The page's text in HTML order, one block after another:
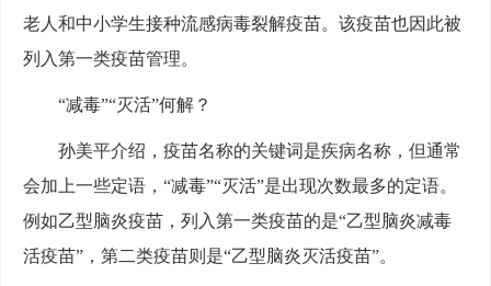
老人和中小学生接种流感病毒裂解疫苗。该疫苗也因此被
列入第一类疫苗管理。
“减毒”“灭活”何解？
孙美平介绍，疫苗名称的关键词是疾病名称，但通常
会加上一些定语，“减毒”“灭活”是出现次数最多的定语。
例如乙型脑炎疫苗，列入第一类疫苗的是“乙型脑炎减毒
活疫苗”，第二类疫苗则是“乙型脑炎灭活疫苗”。